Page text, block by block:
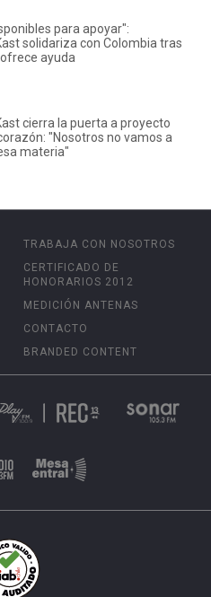
para apoyar":
solidariza con Colombia tras
ayuda
cierra la puerta a proyecto
"Nosotros no vamos a
materia"
TRABAJA CON NOSOTROS
CERTIFICADO DE
HONORARIOS 2012
MEDICIÓN ANTENAS
CONTACTO
BRANDED CONTENT